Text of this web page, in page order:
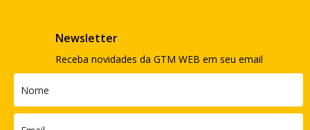
Newsletter
Receba novidades da GTM WEB em seu email